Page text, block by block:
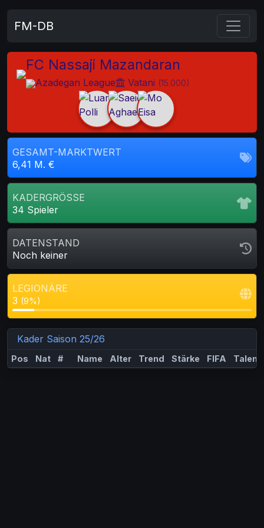
FM-DB
FC Nassaji Mazandaran
Azadegan League Vatani (15.000)
GESAMT-MARKTWERT
6,41 M. €
KADERGRÖSSE
34 Spieler
DATENSTAND
Noch keiner
LEGIONÄRE
3 (9%)
Kader Saison 25/26
Pos Nat # Name Alter Trend Stärke FIFA Talent